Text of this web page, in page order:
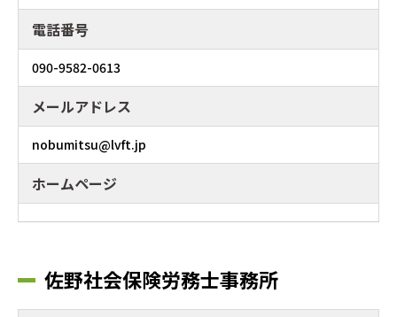
電話番号
090-9582-0613
メールアドレス
nobumitsu@lvft.jp
ホームページ
佐野社会保険労務士事務所